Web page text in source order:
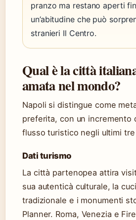
pranzo ma restano aperti
un’abitudine che può
stranieri Il Centro.
Qual è la città
amata nel mondo?
Napoli si distingue come
preferita, con un incremento
flusso turistico negli ultimi tre
Dati turismo
La città partenopea attira
sua autenticà culturale, la
tradizionale e i monumenti
Planner. Roma, Venezia e